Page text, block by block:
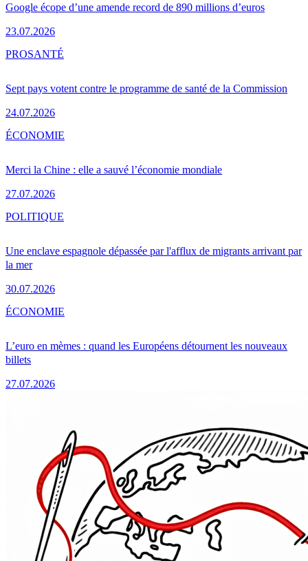
Google écope d’une amende record de 890 millions d’euros
23.07.2026
Sept pays votent contre le programme de santé de la Commission
24.07.2026
PROSANTÉ
Merci la Chine : elle a sauvé l’économie mondiale
27.07.2026
ÉCONOMIE
Une enclave espagnole dépassée par l'afflux de migrants arrivant par
la mer
30.07.2026
POLITIQUE
L’euro en mèmes : quand les Européens détournent les nouveaux
billets
27.07.2026
ÉCONOMIE